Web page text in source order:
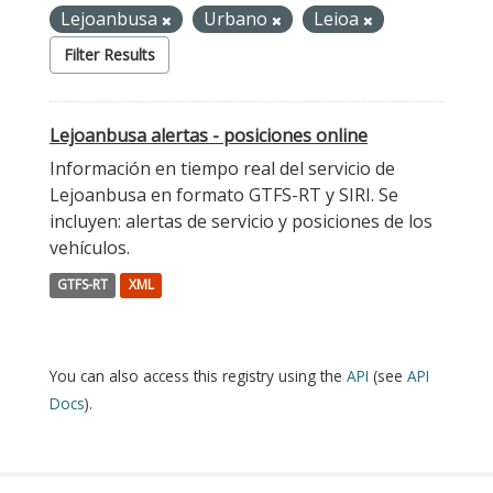
Lejoanbusa
Urbano Leioa
Filter Results
Lejoanbusa alertas - posiciones online
Información en tiempo real del servicio de
Lejoanbusa en formato GTFS-RT y SIRI. Se
incluyen: alertas de servicio y posiciones de los
vehículos.
GTFS-RT XML
You can also access this registry using the API (see API
Docs).